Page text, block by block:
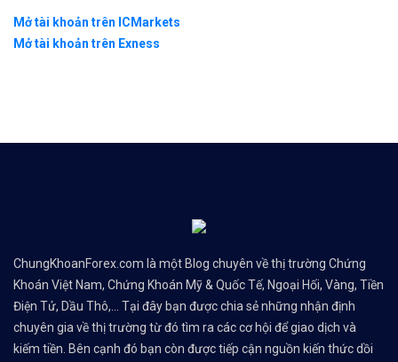
Mở tài khoản trên ICMarkets
Mở tài khoản trên Exness
ChungKhoanForex.com là một Blog chuyên về thị trường Chứng
Khoán Việt Nam, Chứng Khoán Mỹ & Quốc Tế, Ngoại Hối, Vàng, Tiền
Điện Tử, Dầu Thô,... Tại đây bạn được chia sẻ những nhận định
chuyên gia về thị trường từ đó tìm ra các cơ hội để giao dịch và
kiếm tiền. Bên cạnh đó bạn còn được tiếp cận nguồn kiến thức dồi